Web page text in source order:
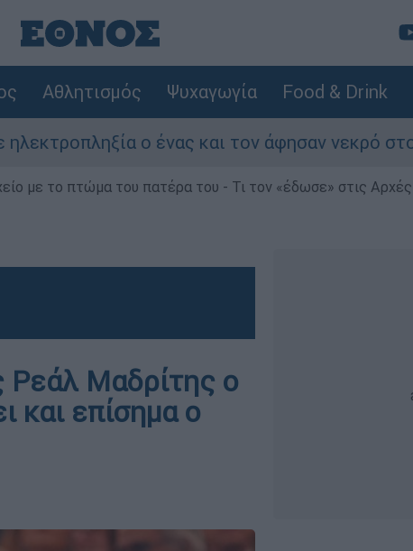
Αθλητισμός Ψυχαγωγία Food & Drink
ο ένας και τον άφησαν νεκρό στο σημείο
με το πτώμα του πατέρα του - Τι τον «έδωσε» στις Αρχές
Ρεάλ Μαδρίτης ο
και επίσημα ο